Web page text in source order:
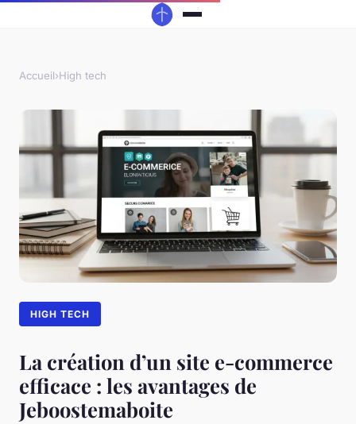
Accueil›High tech
HIGH TECH
La création d’un site e-commerce
efficace : les avantages de
Jeboostemaboite